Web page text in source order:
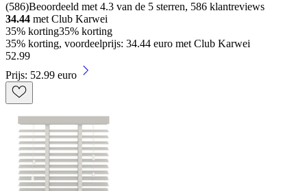
(586)Beoordeeld met 4.3 van de 5 sterren, 586 klantreviews
34.44 met Club Karwei
35% korting35% korting
35% korting, voordeelprijs: 34.44 euro met Club Karwei
52.99
Prijs: 52.99 euro